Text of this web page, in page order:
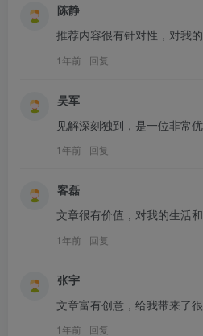
陈静
推荐内容很有针对性，对我
1年前 回复
吴军
见解深刻独到，是一位非常
1年前 回复
客磊
文章很有价值，对我的生活
1年前 回复
张宇
文章富有创意，给我带来了很
1年前 回复